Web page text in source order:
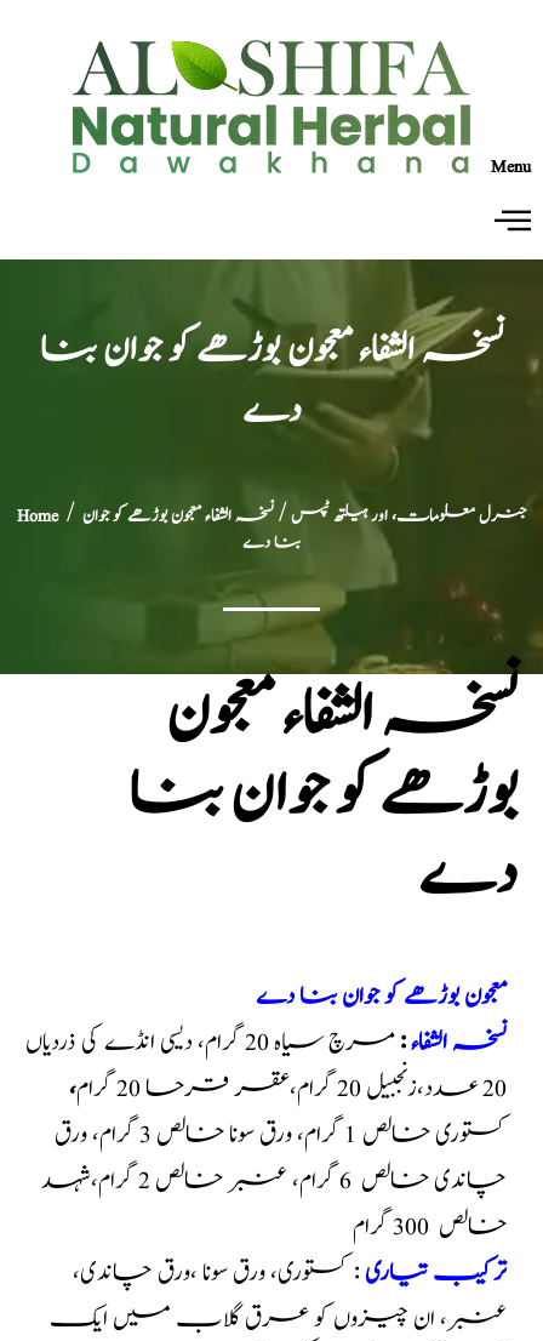
Menu
نسخہ الشفاء معجون بوڑھے کو جوان بنا
دے
Home/ جنرل معلومات، اور ہیلتھ ٹپس/ نسخہ الشفاء معجون بوڑھے کو جوان
بنا دے
نسخہ الشفاء معجون
بوڑھے کو جوان بنا
دے
معجون بوڑھے کو جوان بنا دے
نسخہ الشفاء:
مرچ سیاہ 20 گرام، دیسی انڈے کی ذردیاں
20 عدد،زنجبیل 20 گرام،عقر قرحا 20 گرام
،
کستوری خالص 1 گرام، ورق سونا خالص 3 گرام، ورق
چاندی خالص 6 گرام
، عنبر خالص 2 گرام،شہد
خالص 300 گرام
ترکیب تیاری: کستوری، ورق سونا ،ورق چاندی،
عنبر، ان چیزوں کو عرق گلاب میں ایک